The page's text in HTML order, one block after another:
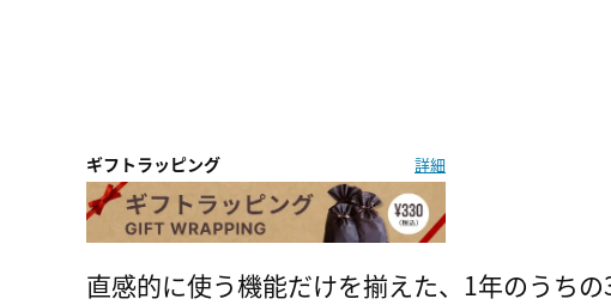
ギフトラッピング 詳細
直感的に使う機能だけを揃えた、1年のうち